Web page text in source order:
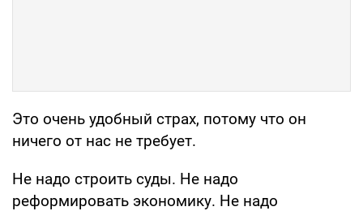
Это очень удобный страх, потому что он
ничего от нас не требует.
Не надо строить суды. Не надо
реформировать экономику. Не надо